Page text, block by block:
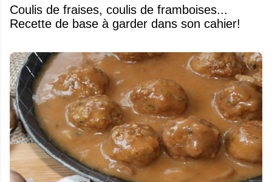
Coulis de fraises, coulis de framboises...
Recette de base à garder dans son cahier!